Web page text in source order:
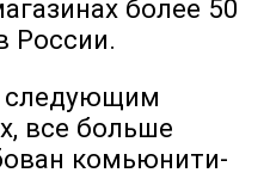
более 50
России.
следующим
все больше
комьюнити-